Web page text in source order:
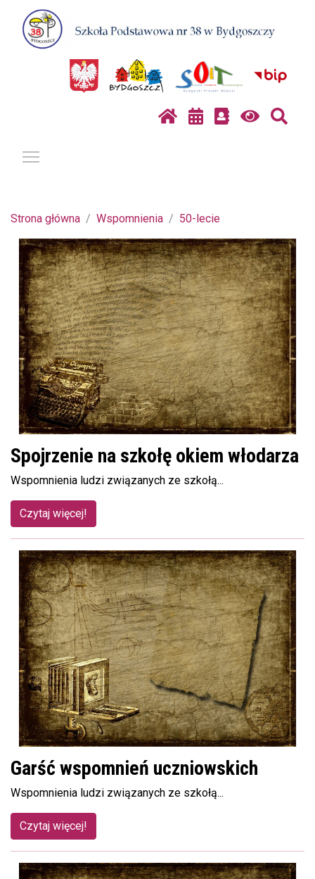
Strona główna Wspomnienia 50-lecie
Spojrzenie na szkołę okiem włodarza
Wspomnienia ludzi związanych ze szkołą...
Czytaj więcej!
Garść wspomnień uczniowskich
Wspomnienia ludzi związanych ze szkołą...
Czytaj więcej!